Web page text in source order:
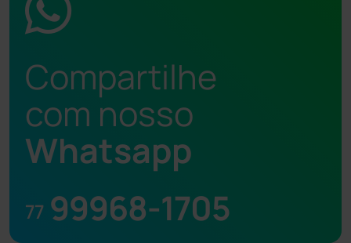
Compartilhe
com nosso
Whatsapp
77 99968-1705